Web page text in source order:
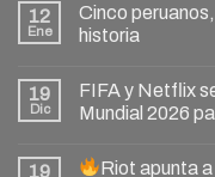
12
Ene
Cinco
historia
19
Dic
FIFA y Netflix
Mundial 2026
19 Riot apunta a